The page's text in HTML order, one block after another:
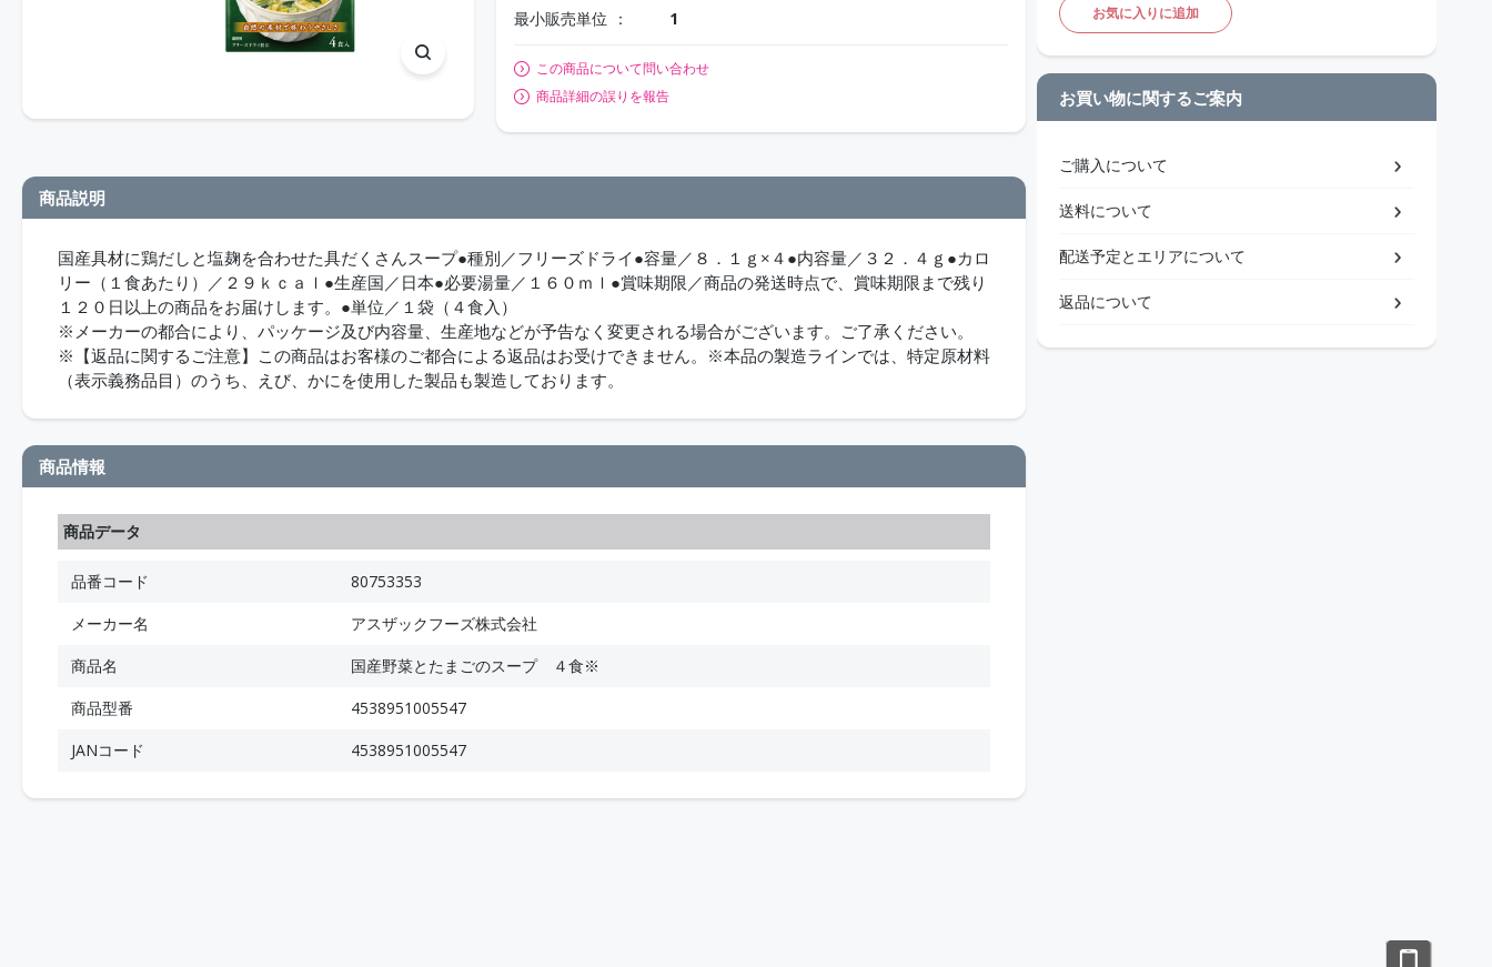
最小販売単位 1
この商品について問い合わせ
商品詳細の誤りを報告
商品説明
国産具材に鶏だしと塩麹を合わせた具だくさんスープ●種別／フリーズドライ●容量／８．１ｇ×４●内容量／３２．４ｇ●カロ
リー（１食あたり）／２９ｋｃａｌ●生産国／日本●必要湯量／１６０ｍｌ●賞味期限／商品の発送時点で、賞味期限まで残り
１２０日以上の商品をお届けします。●単位／１袋（４食入）
※メーカーの都合により、パッケージ及び内容量、生産地などが予告なく変更される場合がございます。ご了承ください。
※【返品に関するご注意】この商品はお客様のご都合による返品はお受けできません。※本品の製造ラインでは、特定原材料
（表示義務品目）のうち、えび、かにを使用した製品も製造しております。
商品情報
商品データ
品番コード
80753353
メーカー名
アスザックフーズ株式会社
商品名
国産野菜とたまごのスープ ４食※
商品型番
4538951005547
JANコード
4538951005547
お気に入りに追加
お買い物に関するご案内
ご購入について
送料について
配送予定とエリアについて
返品について